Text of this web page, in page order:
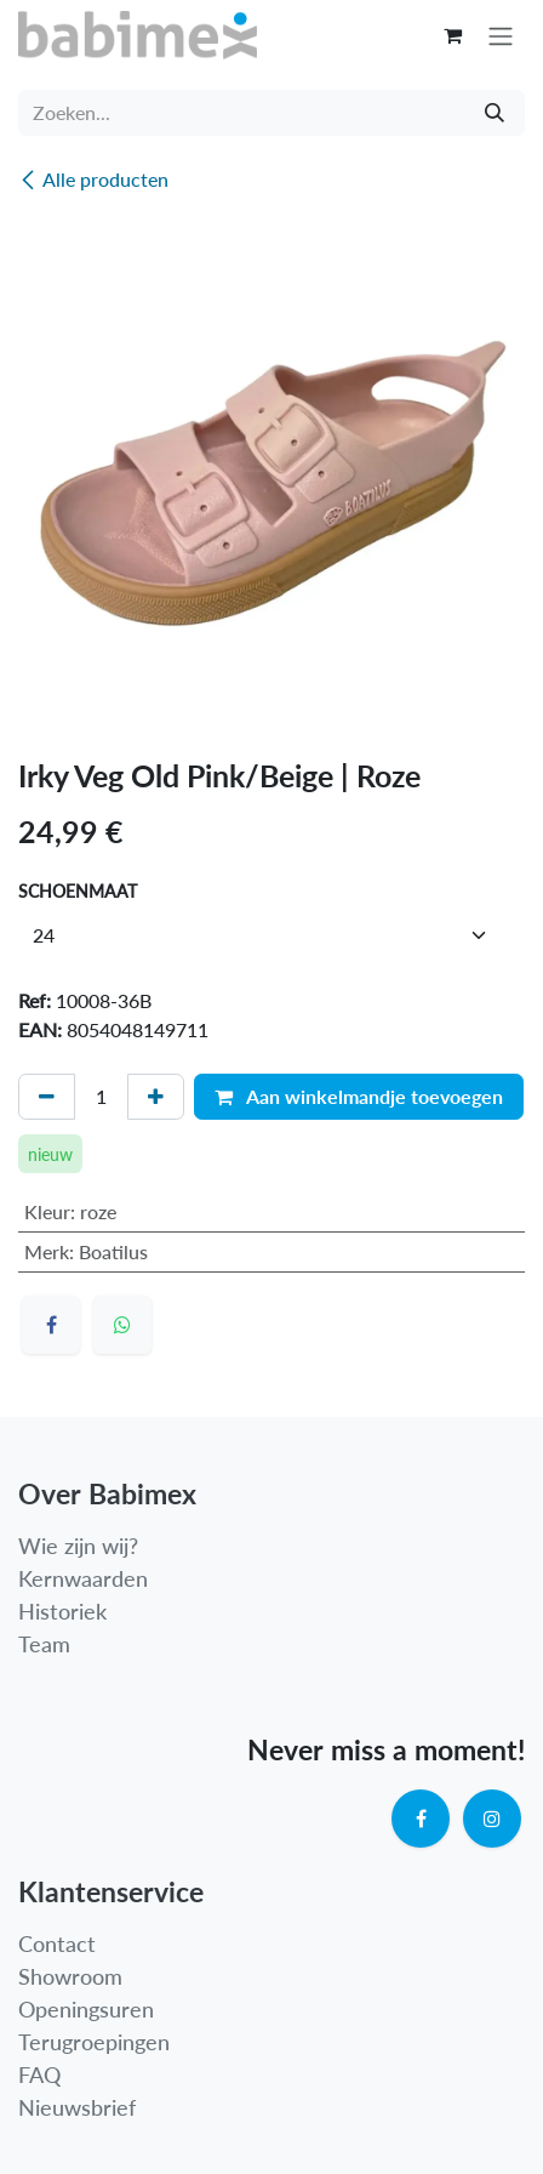
Overslaan naar inhoud
Alle producten
Irky Veg Old Pink/Beige | Roze
24,99 €
SCHOENMAAT
Ref: 10008-36B
EAN: 8054048149711
Aan winkelmandje toevoegen
nieuw
Kleur: roze
Merk: Boatilus
Over Babimex
Wie zijn wij?
Kernwaarden
Historiek
Team
Never miss a moment!
Klantenservice
Contact
Showroom
Openingsuren
Terugroepingen
FAQ
Nieuwsbrief